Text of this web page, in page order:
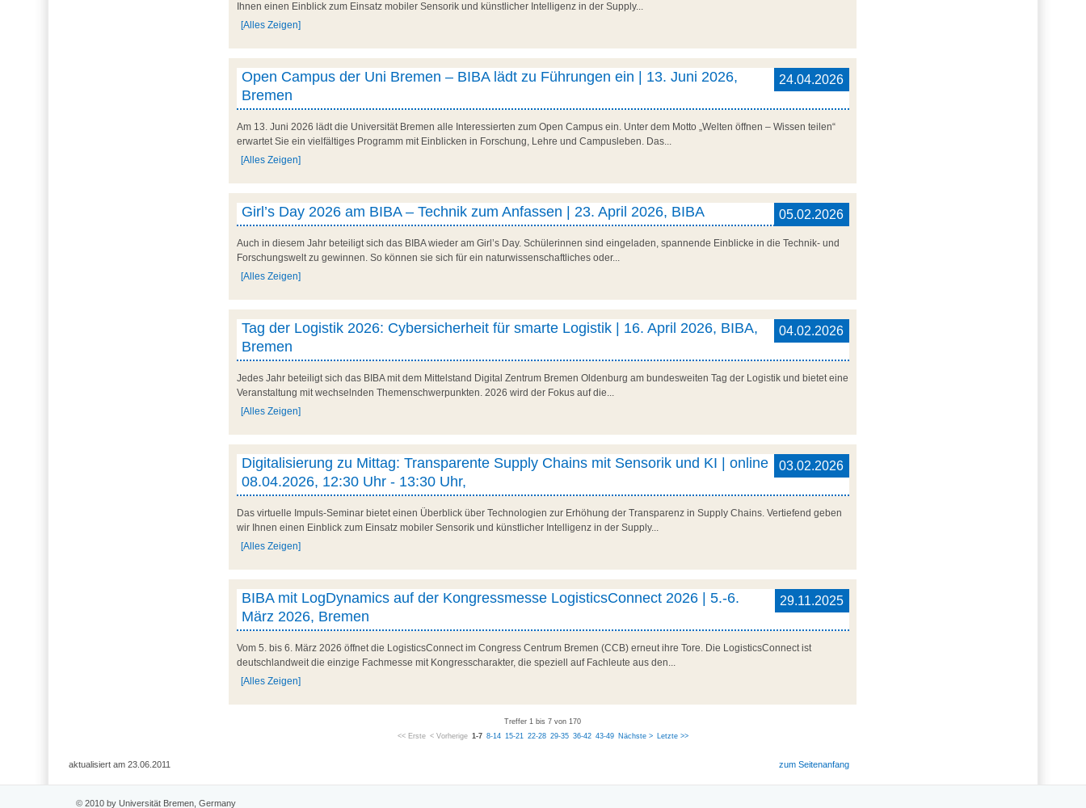
Ihnen einen Einblick zum Einsatz mobiler Sensorik und künstlicher Intelligenz in der Supply...
[Alles Zeigen]
24.04.2026
Open Campus der Uni Bremen – BIBA lädt zu Führungen ein | 13. Juni 2026,
Bremen
Am 13. Juni 2026 lädt die Universität Bremen alle Interessierten zum Open Campus ein. Unter dem Motto „Welten öffnen – Wissen teilen“
erwartet Sie ein vielfältiges Programm mit Einblicken in Forschung, Lehre und Campusleben. Das...
[Alles Zeigen]
05.02.2026
Girl’s Day 2026 am BIBA – Technik zum Anfassen | 23. April 2026, BIBA
Auch in diesem Jahr beteiligt sich das BIBA wieder am Girl’s Day. Schülerinnen sind eingeladen, spannende Einblicke in die Technik- und
Forschungswelt zu gewinnen. So können sie sich für ein naturwissenschaftliches oder...
[Alles Zeigen]
04.02.2026
Tag der Logistik 2026: Cybersicherheit für smarte Logistik | 16. April 2026, BIBA,
Bremen
Jedes Jahr beteiligt sich das BIBA mit dem Mittelstand Digital Zentrum Bremen Oldenburg am bundesweiten Tag der Logistik und bietet eine
Veranstaltung mit wechselnden Themenschwerpunkten. 2026 wird der Fokus auf die...
[Alles Zeigen]
03.02.2026
Digitalisierung zu Mittag: Transparente Supply Chains mit Sensorik und KI | online
08.04.2026, 12:30 Uhr - 13:30 Uhr,
Das virtuelle Impuls-Seminar bietet einen Überblick über Technologien zur Erhöhung der Transparenz in Supply Chains. Vertiefend geben
wir Ihnen einen Einblick zum Einsatz mobiler Sensorik und künstlicher Intelligenz in der Supply...
[Alles Zeigen]
29.11.2025
BIBA mit LogDynamics auf der Kongressmesse LogisticsConnect 2026 | 5.-6.
März 2026, Bremen
Vom 5. bis 6. März 2026 öffnet die LogisticsConnect im Congress Centrum Bremen (CCB) erneut ihre Tore. Die LogisticsConnect ist
deutschlandweit die einzige Fachmesse mit Kongresscharakter, die speziell auf Fachleute aus den...
[Alles Zeigen]
Treffer 1 bis 7 von 170
<< Erste < Vorherige 1-7 8-14 15-21 22-28 29-35 36-42 43-49 Nächste > Letzte >>
aktualisiert am 23.06.2011 zum Seitenanfang
© 2010 by Universität Bremen, Germany